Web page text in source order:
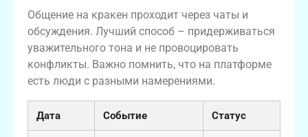
Общение на кракен проходит через чаты и
обсуждения. Лучший способ – придерживаться
уважительного тона и не провоцировать
конфликты. Важно помнить, что на платформе
есть люди с разными намерениями.
Дата Событие Статус